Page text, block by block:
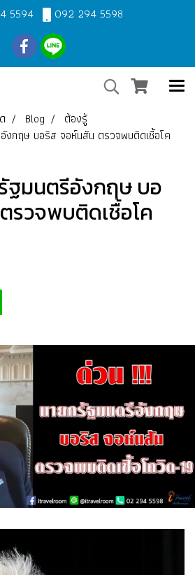
5594 092 294 5598
Blog
ต้องรู้
งกฤษ บอริส จอห์นสัน ตรวจพบติดเชื้อโค
ฐมนตรีอังกฤษ บอ
รวจพบติดเชื้อโค